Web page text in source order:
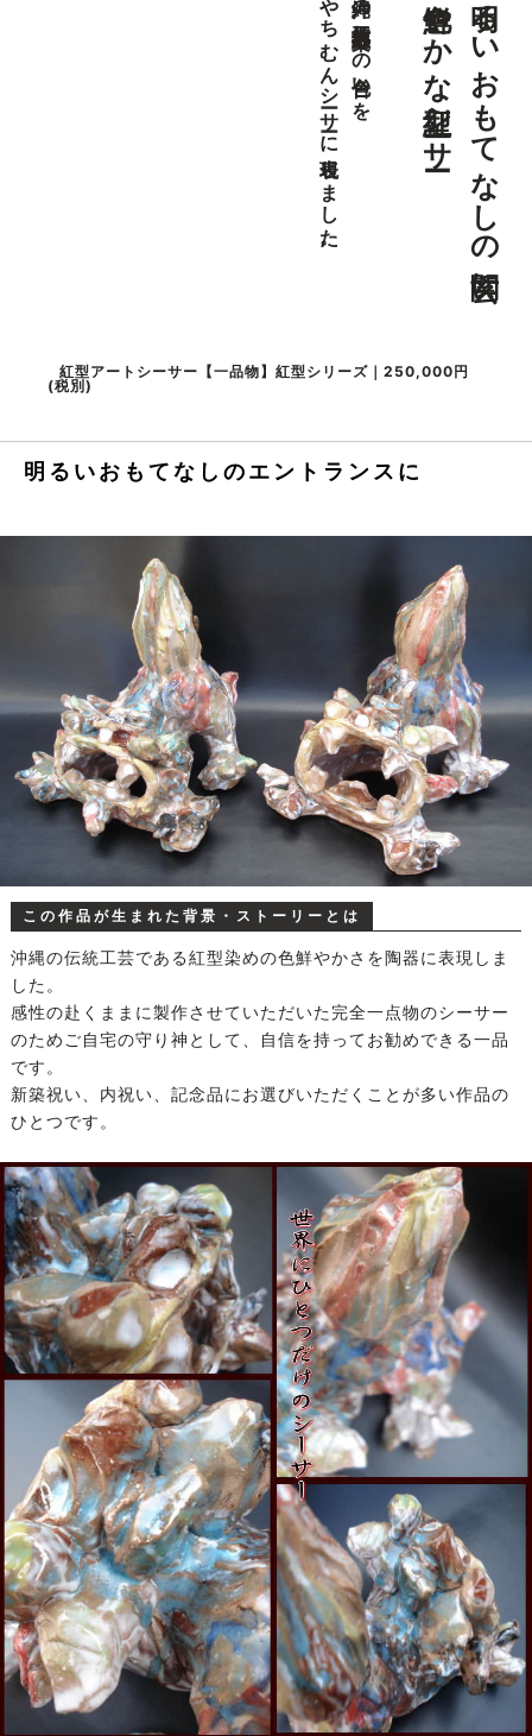
明るいおもてなしの玄関に
色鮮やかな紅型シーサー
沖縄の伝統工芸紅型染めの色合いを
やちむんシーサーに表現しました。
紅型アートシーサー【一品物】紅型シリーズ｜250,000円
(税別)
明るいおもてなしのエントランスに
この作品が生まれた背景・ストーリーとは
沖縄の伝統工芸である紅型染めの色鮮やかさを陶器に表現しま
した。
感性の赴くままに製作させていただいた完全一点物のシーサー
のためご自宅の守り神として、自信を持ってお勧めできる一品
です。
新築祝い、内祝い、記念品にお選びいただくことが多い作品の
ひとつです。